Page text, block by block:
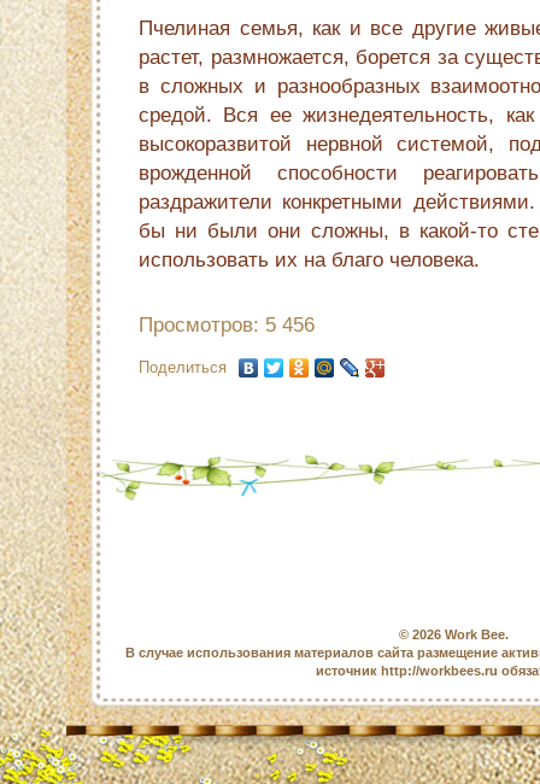
Пчелиная семья, как и все другие
растет, размножается, борется за
в сложных и разнообразных
средой. Вся ее жизнедеятельность,
высокоразвитой нервной системой,
врожденной способности
раздражители конкретными
бы ни были они сложны, в какой-то
использовать их на благо человека.
Просмотров: 5 456
Поделиться
© 2026 Work Bee.
В случае использования материалов сайта размещение
источник http://workbees.ru